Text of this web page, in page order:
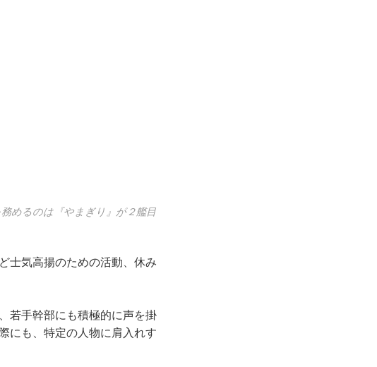
めるのは『やまぎり』が２艦目
士気高揚のための活動、休み
若手幹部にも積極的に声を掛
にも、特定の人物に肩入れす